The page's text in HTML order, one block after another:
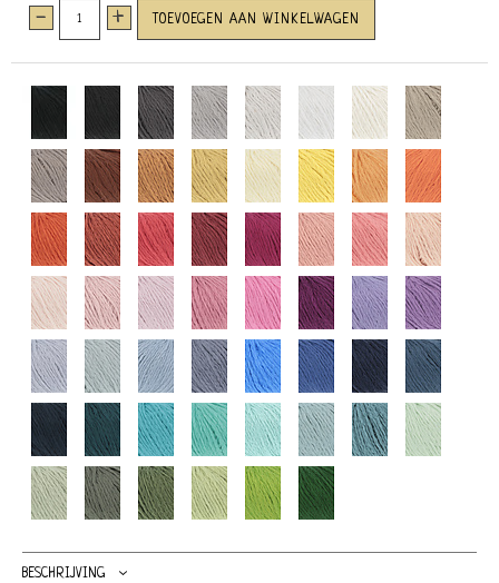
- + TOEVOEGEN AAN WINKELWAGEN
BESCHRIJVING